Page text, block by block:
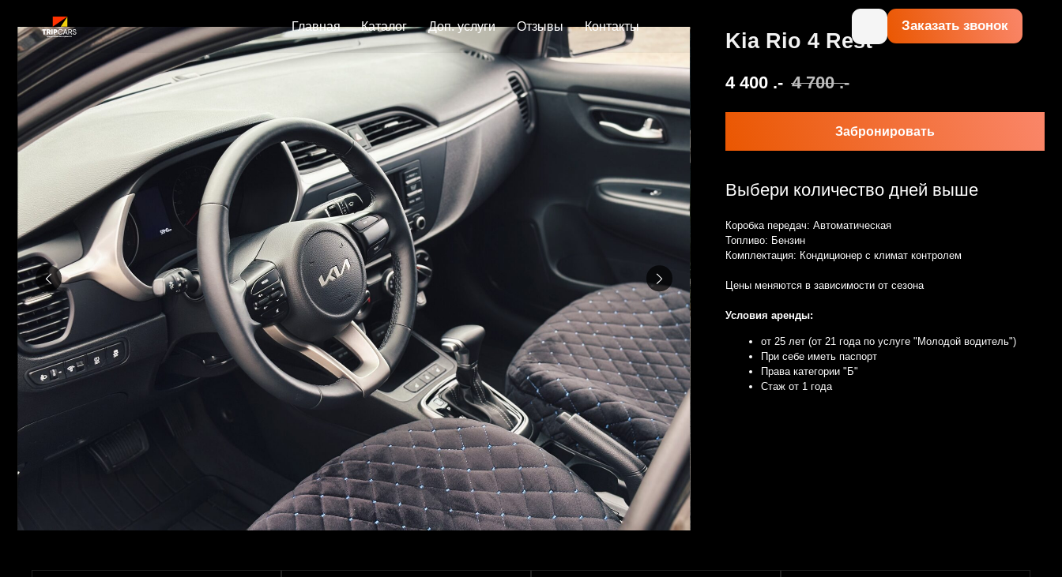
Главная Каталог Доп. услуги Отзывы Контакты
Kia Rio 4 Rest
4 400 4 700 .-
Коробка передач: Автоматическая
Топливо: Бензин
Комплектация: Кондиционер c климат контролем
Цены меняются в зависимости от сезона
Условия аренды:
от 25 лет (от 21 года по услуге "Молодой водитель")
При себе иметь паспорт
Права категории "Б"
Стаж от 1 года